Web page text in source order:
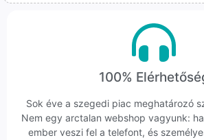
100%
Sok éve a szegedi piac meghatározó
Nem egy arctalan webshop vagyunk:
ember veszi fel a telefont, és